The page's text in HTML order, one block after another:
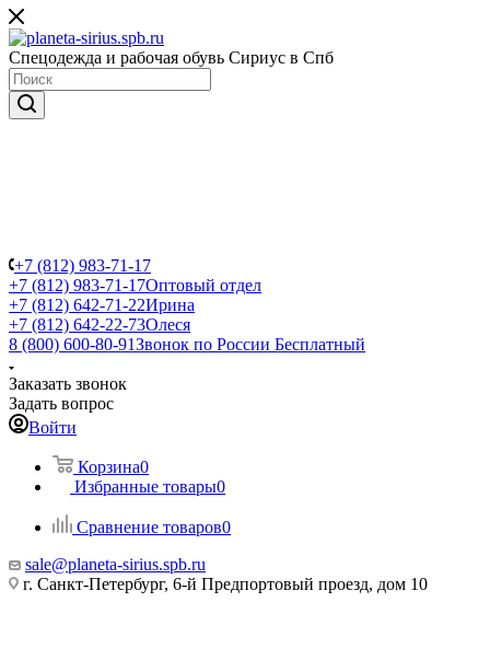
Спецодежда и рабочая обувь Сириус в Спб
+7 (812) 983-71-17
+7 (812) 983-71-17Оптовый отдел
+7 (812) 642-71-22Ирина
+7 (812) 642-22-73Олеся
8 (800) 600-80-91Звонок по России Бесплатный
Заказать звонок
Задать вопрос
Войти
Корзина0
Избранные товары0
Сравнение товаров0
sale@planeta-sirius.spb.ru
г. Санкт-Петербург, 6-й Предпортовый проезд, дом 10